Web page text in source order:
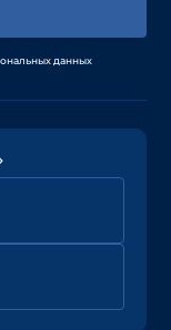
данных